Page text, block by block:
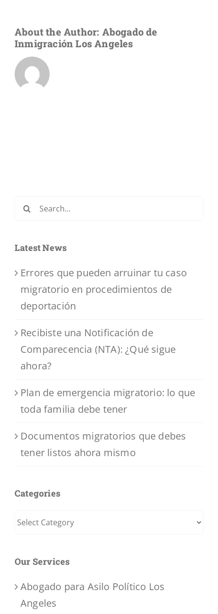
Ángeles?
About the Author: Abogado de
Inmigración Los Angeles
Search
Latest News
Errores que pueden arruinar tu caso
migratorio en procedimientos de
deportación
Recibiste una Notificación de
Comparecencia (NTA): ¿Qué sigue
ahora?
Plan de emergencia migratorio: lo que
toda familia debe tener
Documentos migratorios que debes
tener listos ahora mismo
Categories
Categories
Our Services
Abogado para Asilo Político Los
Angeles